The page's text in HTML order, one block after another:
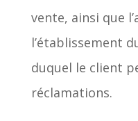
vente, ainsi que
l’établissement
duquel le client
réclamations.